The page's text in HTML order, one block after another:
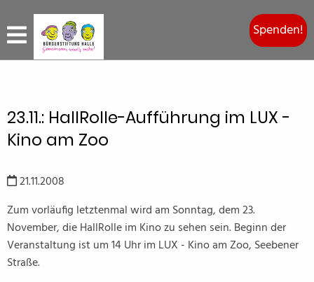
Spenden!
23.11.: HallRolle-Aufführung im LUX -
Kino am Zoo
21.11.2008
Zum vorläufig letztenmal wird am Sonntag, dem 23.
November, die HallRolle im Kino zu sehen sein. Beginn der
Veranstaltung ist um 14 Uhr im LUX - Kino am Zoo, Seebener
Straße.